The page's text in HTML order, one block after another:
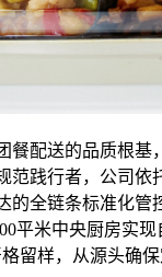
餐配送的品质根基
范践行者，公司依
的全链条标准化管
平米中央厨房实
留样，从源头确